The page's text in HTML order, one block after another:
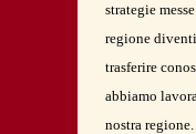
strategie
regione
trasferire
abbiamo
nostra